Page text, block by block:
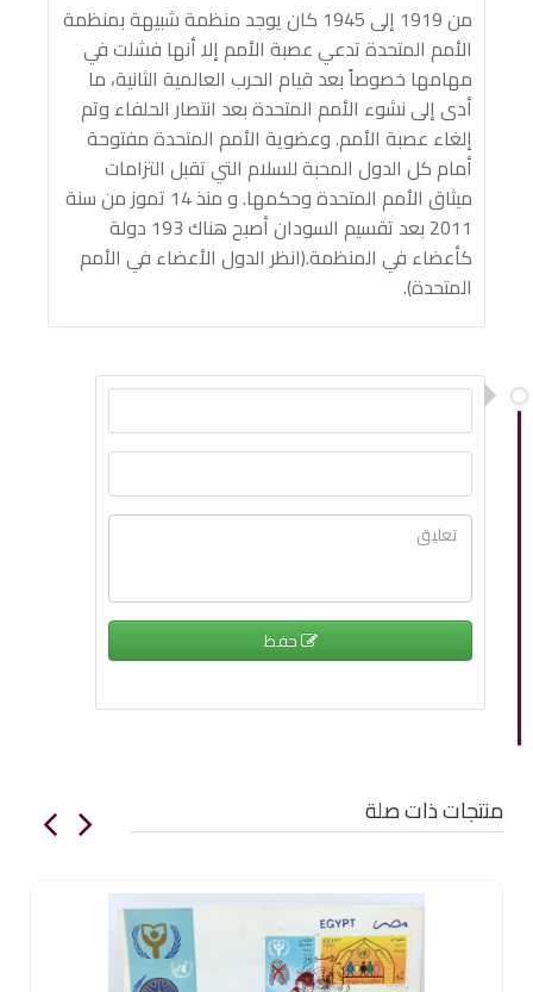
من 1919 إلى 1945 كان يوجد منظمة شبيهة بمنظمة
الأمم المتحدة تدعي عصبة الأمم إلا أنها فشلت في
مهامها خصوصاً بعد قيام الحرب العالمية الثانية، ما
أدى إلى نشوء الأمم المتحدة بعد انتصار الحلفاء وتم
إلغاء عصبة الأمم. وعضوية الأمم المتحدة مفتوحة
أمام كل الدول المحبة للسلام التي تقبل التزامات
ميثاق الأمم المتحدة وحكمها. و منذ 14 تموز من سنة
2011 بعد تقسيم السودان أصبح هناك 193 دولة
كأعضاء في المنظمة.(انظر الدول الأعضاء في الأمم
المتحدة).
حفظ
منتجات ذات صلة